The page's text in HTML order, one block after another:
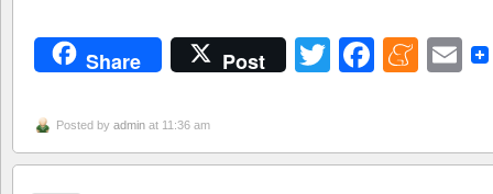
Share Post Twitter
Posted by admin at 11:36 am